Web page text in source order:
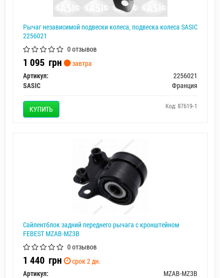
Рычаг независимой подвески колеса, подвеска колеса SASIC
2256021
0 отзывов
1 095 грн
завтра
Артикул:
2256021
SASIC
Франция
КУПИТЬ Код: 87619-1
Сайлентблок задний переднего рычага с кронштейном
FEBEST MZAB-MZ3B
0 отзывов
1 440 грн
срок 2 дн.
Артикул:
MZAB-MZ3B